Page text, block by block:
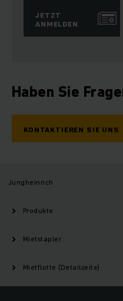
JETZT
ANMELDEN
Haben Sie
KONTAKTIEREN SIE UNS
Jungheinrich
Produkte
Mietstapler
Mietflotte (Detailseite)